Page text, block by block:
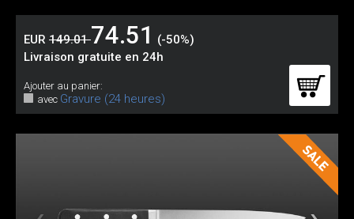
EUR 149.0174.51
(-50%)
Livraison gratuite en 24h
Ajouter au panier:
avec Gravure (24 heures)